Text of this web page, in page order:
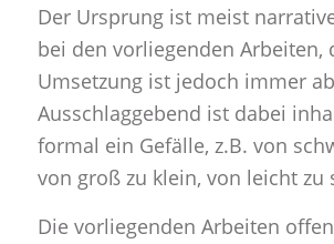
Der Ursprung ist meist
bei den vorliegenden Arbeiten,
Umsetzung ist jedoch immer
Ausschlaggebend ist dabei
formal ein Gefälle, z.B. von
von groß zu klein, von leicht zu
Die vorliegenden Arbeiten